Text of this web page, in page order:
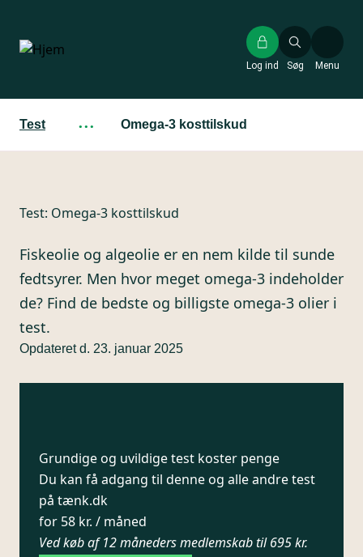
hovedindhold
Søg
Log ind Menu
Test ··· Omega-3 kosttilskud
Test: Omega-3 kosttilskud
Fiskeolie og algeolie er en nem kilde til sunde
fedtsyrer. Men hvor meget omega-3 indeholder
de? Find de bedste og billigste omega-3 olier i
test.
Opdateret d. 23. januar 2025
Grundige og uvildige test koster penge
Du kan få adgang til denne og alle andre test
på tænk.dk
for 58 kr. / måned
Ved køb af 12 måneders medlemskab til 695 kr.